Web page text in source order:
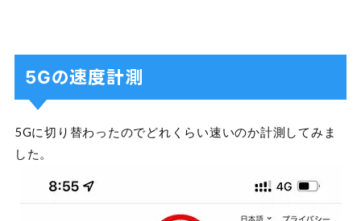
5Gの速度計測
5Gに切り替わったのでどれくらい速いのか計測してみま
した。